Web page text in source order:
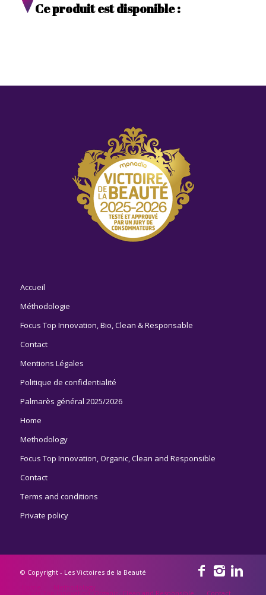
Ce produit est disponible :
Accueil
Méthodologie
Focus Top Innovation, Bio, Clean & Responsable
Contact
Mentions Légales
Politique de confidentialité
Palmarès général 2025/2026
Home
Methodology
Focus Top Innovation, Organic, Clean and Responsible
Contact
Terms and conditions
Private policy
© Copyright - Les Victoires de la Beauté
Methodology
Focus Top Innovation, Organic, Clean and Responsible Contact